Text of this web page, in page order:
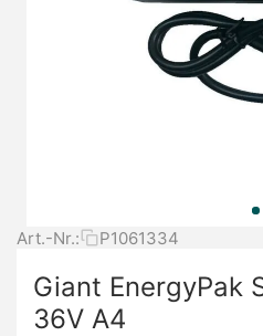
Art.-Nr.: P1061334
Giant EnergyPak
36V A4